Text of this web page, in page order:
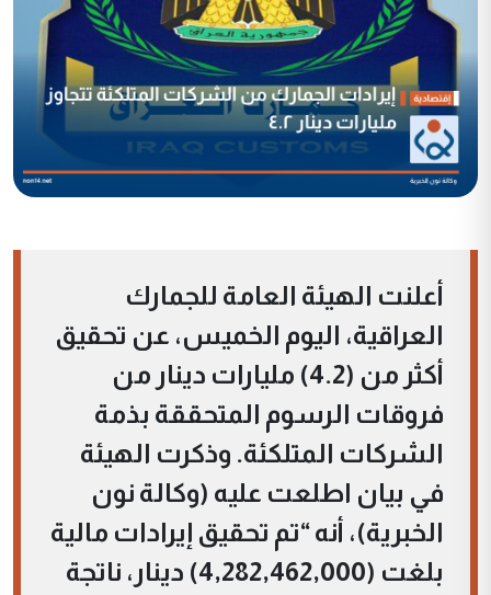
أعلنت الهيئة العامة للجمارك
العراقية، اليوم الخميس، عن تحقيق
أكثر من (4.2) مليارات دينار من
فروقات الرسوم المتحققة بذمة
الشركات المتلكئة. وذكرت الهيئة
في بيان اطلعت عليه (وكالة نون
الخبرية)، أنه “تم تحقيق إيرادات مالية
بلغت (4,282,462,000) دينار، ناتجة